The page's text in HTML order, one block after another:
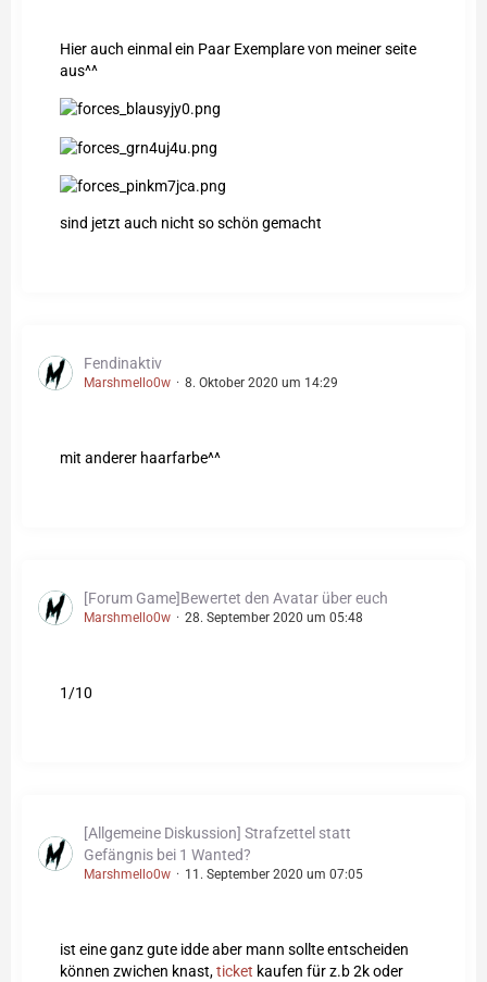
Hier auch einmal ein Paar Exemplare von meiner seite
aus^^
sind jetzt auch nicht so schön gemacht
Fendinaktiv
Marshmello0w 8. Oktober 2020 um 14:29
mit anderer haarfarbe^^
[Forum Game]Bewertet den Avatar über euch
Marshmello0w 28. September 2020 um 05:48
1/10
[Allgemeine Diskussion] Strafzettel statt
Gefängnis bei 1 Wanted?
Marshmello0w 11. September 2020 um 07:05
ist eine ganz gute idde aber mann sollte entscheiden
können zwichen knast,ticket kaufen für z.b 2k oder